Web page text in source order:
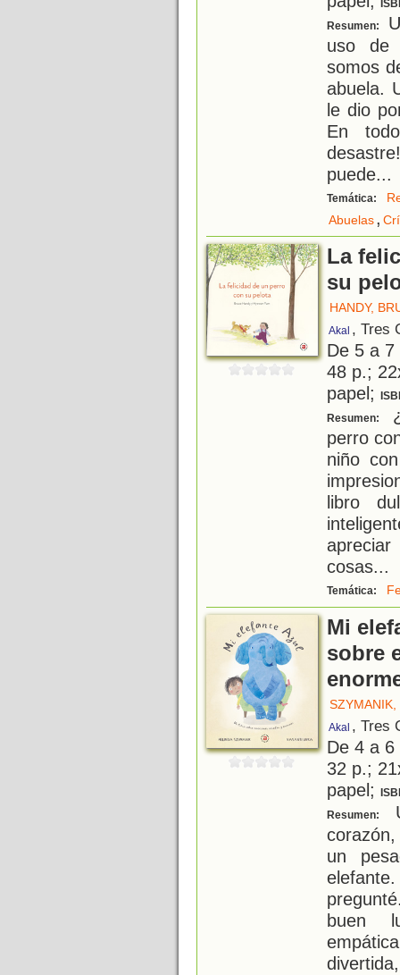
Resumen:
uso de
somos
abuela.
le dio
En
puede...
Temática:
Abuelas,
La
su
HANDY,
Akal , Tres
De 5 a
48 p.;
papel;
Resumen:
perro
niño
libro
cosas...
Temática:
Mi
sobre
SZYMANIK,
Akal , Tres
De 4 a
32 p.;
papel;
Resumen:
un
buen